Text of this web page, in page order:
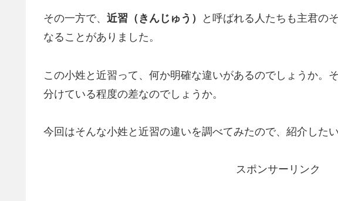
その一方で、 近習（きんじゅう）
と呼ばれる人たちも主君の
なることがありました。
この小姓と近習って、何か明確な違いがあるのでしょうか。
分けている程度の差なのでしょうか。
今回はそんな小姓と近習の違いを調べてみたので、紹介したい
スポンサーリンク